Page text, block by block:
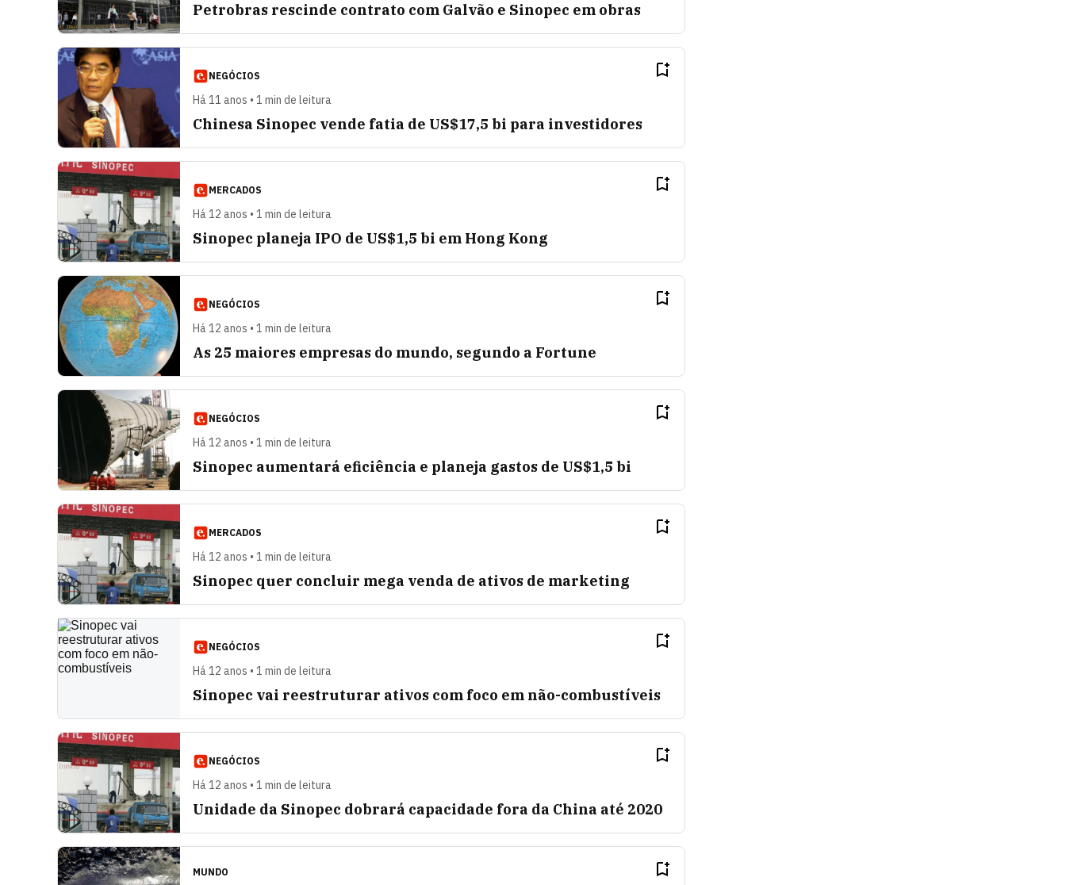
Petrobras rescinde contrato com Galvão e Sinopec em obras
NEGÓCIOS
Há 11 anos • 1 min de leitura
Chinesa Sinopec vende fatia de US$17,5 bi para investidores
MERCADOS
Há 12 anos • 1 min de leitura
Sinopec planeja IPO de US$1,5 bi em Hong Kong
NEGÓCIOS
Há 12 anos • 1 min de leitura
As 25 maiores empresas do mundo, segundo a Fortune
NEGÓCIOS
Há 12 anos • 1 min de leitura
Sinopec aumentará eficiência e planeja gastos de US$1,5 bi
MERCADOS
Há 12 anos • 1 min de leitura
Sinopec quer concluir mega venda de ativos de marketing
NEGÓCIOS
Há 12 anos • 1 min de leitura
Sinopec vai reestruturar ativos com foco em não-combustíveis
NEGÓCIOS
Há 12 anos • 1 min de leitura
Unidade da Sinopec dobrará capacidade fora da China até 2020
MUNDO